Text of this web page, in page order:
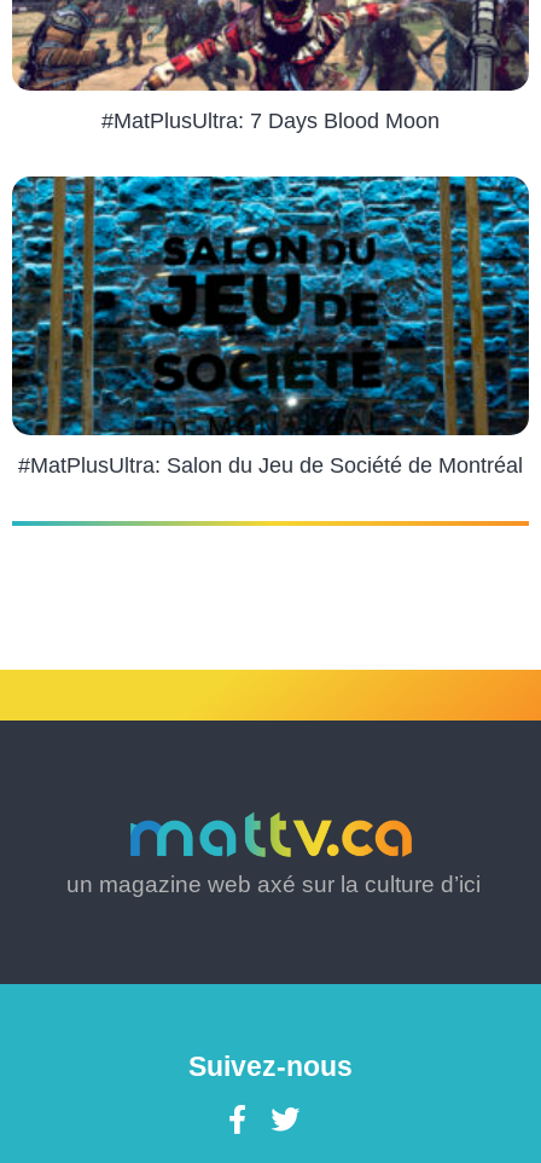
#MatPlusUltra: 7 Days Blood Moon
#MatPlusUltra: Salon du Jeu de Société de Montréal
un magazine web axé sur la culture d’ici
Suivez-nous